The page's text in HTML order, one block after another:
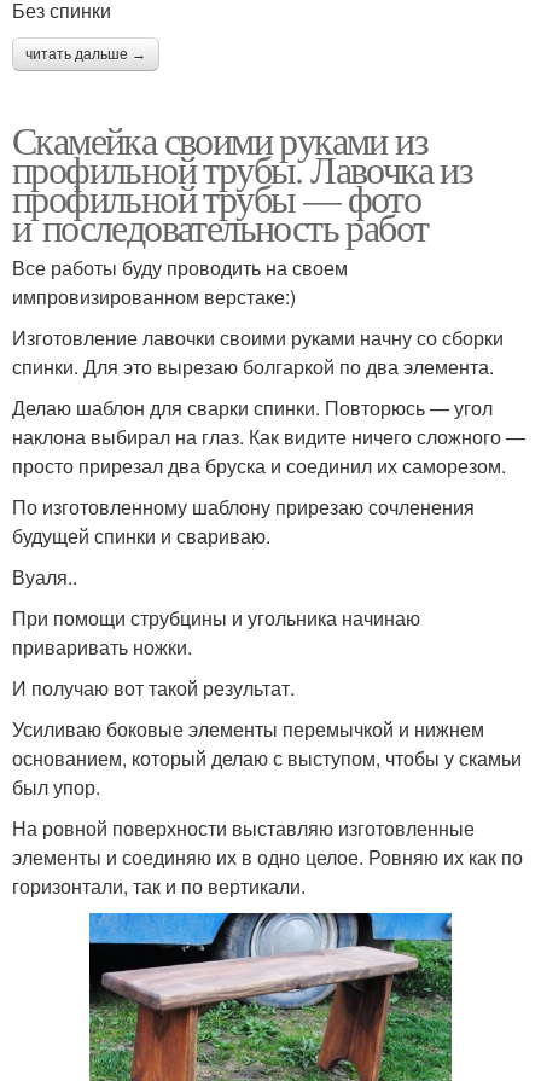
Без спинки
читать дальше →
Скамейка своими руками из
профильной трубы. Лавочка из
профильной трубы — фото
и последовательность работ
Все работы буду проводить на своем
импровизированном верстаке:)
Изготовление лавочки своими руками начну со сборки
спинки. Для это вырезаю болгаркой по два элемента.
Делаю шаблон для сварки спинки. Повторюсь — угол
наклона выбирал на глаз. Как видите ничего сложного —
просто прирезал два бруска и соединил их саморезом.
По изготовленному шаблону прирезаю сочленения
будущей спинки и свариваю.
Вуаля..
При помощи струбцины и угольника начинаю
приваривать ножки.
И получаю вот такой результат.
Усиливаю боковые элементы перемычкой и нижнем
основанием, который делаю с выступом, чтобы у скамьи
был упор.
На ровной поверхности выставляю изготовленные
элементы и соединяю их в одно целое. Ровняю их как по
горизонтали, так и по вертикали.